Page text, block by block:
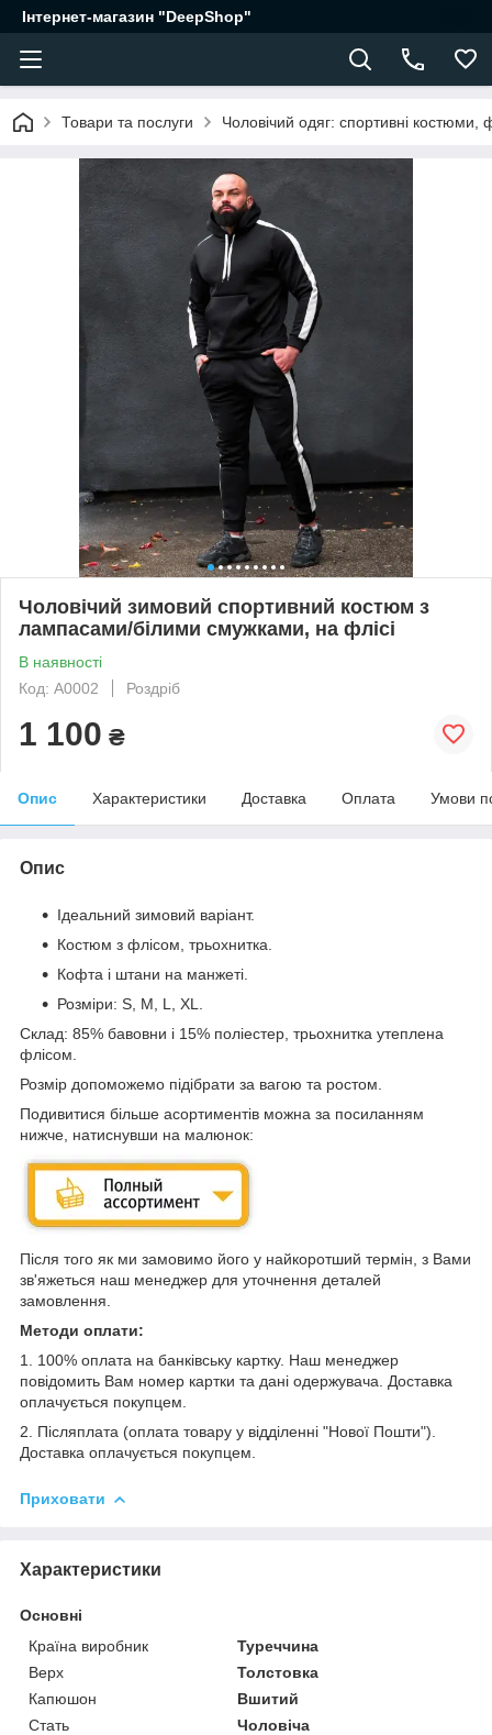
Інтернет-магазин "DeepShop"
Товари та послуги Чоловічий одяг: спортивні
Чоловічий зимовий спортивний костюм з
лампасами/білими смужками, на флісі
В наявності
Код: A0002
Роздріб
1 100 ₴
Опис Характеристики Доставка Оплата Умови
Опис
Ідеальний зимовий варіант.
Костюм з флісом, трьохнитка.
Кофта і штани на манжеті.
Розміри: S, M, L, XL.
Склад: 85% бавовни і 15% поліестер, трьохнитка утеплена
флісом.
Розмір допоможемо підібрати за вагою та ростом.
Подивитися більше асортиментів можна за посиланням
нижче, натиснувши на малюнок:
Після того як ми замовимо його у найкоротший термін, з Вами
зв'яжеться наш менеджер для уточнення деталей
замовлення.
Методи оплати:
1. 100% оплата на банківську картку. Наш менеджер
повідомить Вам номер картки та дані одержувача. Доставка
оплачується покупцем.
2. Післяплата (оплата товару у відділенні "Нової Пошти").
Доставка оплачується покупцем.
Приховати
Характеристики
Основні
Країна виробник
Туреччина
Верх
Толстовка
Капюшон
Вшитий
Стать
Чоловіча